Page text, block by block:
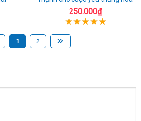
250.000₫
1 2